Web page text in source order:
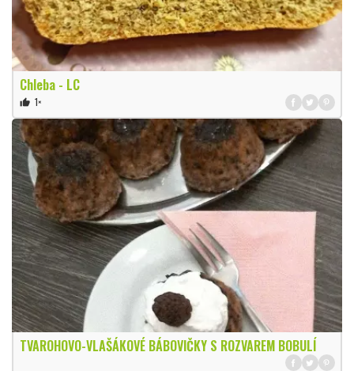
Chleba - LC
thumb_up 1×
TVAROHOVO-VLAŠÁKOVÉ BÁBOVIČKY S ROZVAREM BOBULÍ